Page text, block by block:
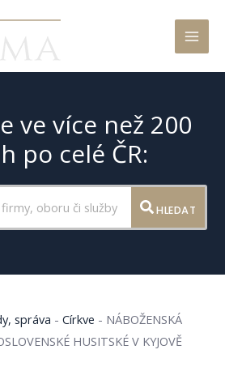
ve více než 200
po celé ČR:
HLEDAT
správa -Církve - NÁBOŽENSKÁ
HUSITSKÉ V KYJOVĚ